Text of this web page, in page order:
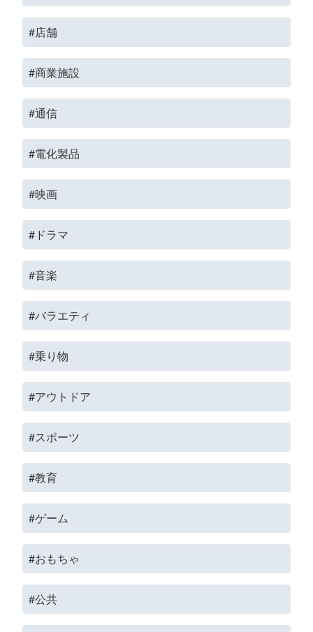
#店舗
#商業施設
#通信
#電化製品
#映画
#ドラマ
#音楽
#バラエティ
#乗り物
#アウトドア
#スポーツ
#教育
#ゲーム
#おもちゃ
#公共